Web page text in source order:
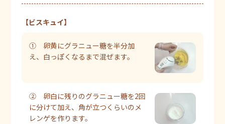
【ビスキュイ】
① 卵黄にグラニュー糖を半分加
え、白っぽくなるまで混ぜます。
② 卵白に残りのグラニュー糖を2回
に分けて加え、角が立つくらいのメ
レンゲを作ります。